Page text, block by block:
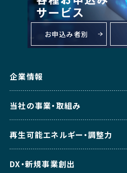
お申込み者別
企業情報
当社の事業・取組み
再生可能エネルギー・調整力
DX・新規事業創出